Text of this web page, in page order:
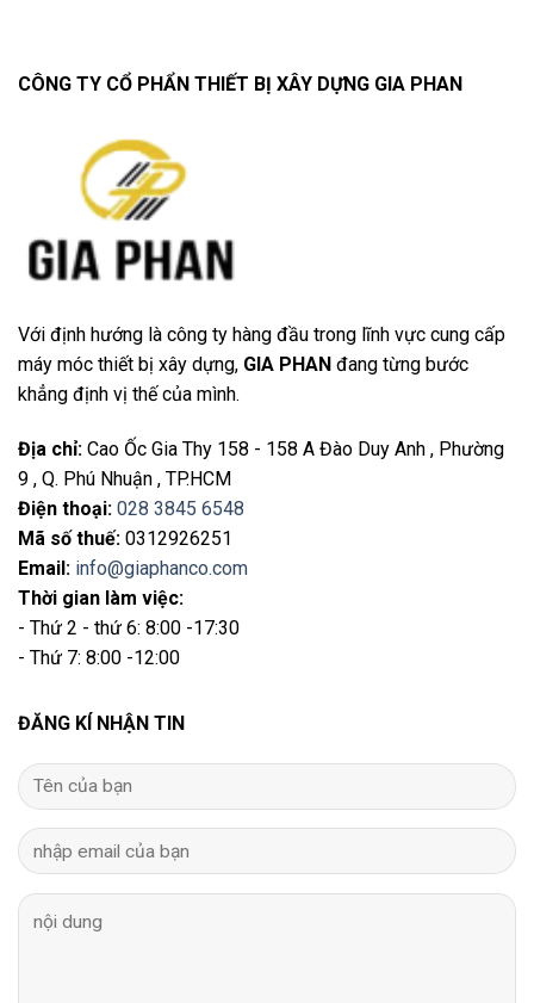
CÔNG TY CỔ PHẨN THIẾT BỊ XÂY DỰNG GIA PHAN
Với định hướng là công ty hàng đầu trong lĩnh vực cung cấp
máy móc thiết bị xây dựng, GIA PHAN đang từng bước
khẳng định vị thế của mình.
Địa chỉ: Cao Ốc Gia Thy 158 - 158 A Đào Duy Anh , Phường
9 , Q. Phú Nhuận , TP.HCM
Điện thoại: 028 3845 6548
Mã số thuế: 0312926251
Email: info@giaphanco.com
Thời gian làm việc:
- Thứ 2 - thứ 6: 8:00 -17:30
- Thứ 7: 8:00 -12:00
ĐĂNG KÍ NHẬN TIN